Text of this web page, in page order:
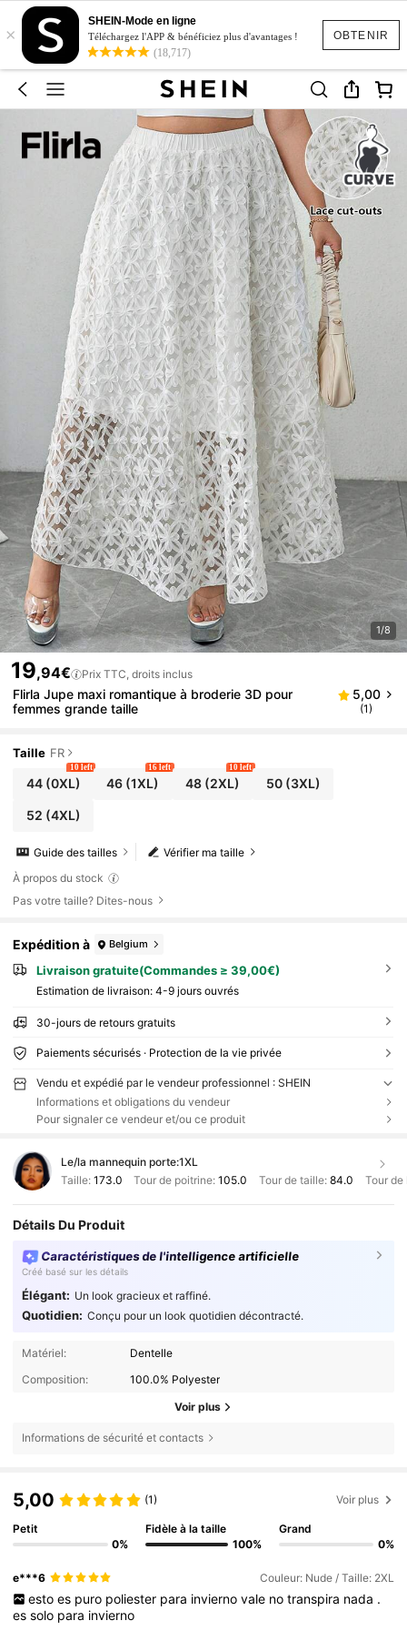
OBTENIR
×
SHEIN-Mode en ligne
Téléchargez l'APP & bénéficiez plus d'avantages !
(18,717)
1/8
19,94€ Prix TTC, droits inclus
Flirla Jupe maxi romantique à broderie 3D pour
femmes grande taille
5,00
(1)
Taille FR
44(0XL)
10 left
46 (1XL)
16 left
48(2XL)
10 left
50(3XL)
52 (4XL)
Vérifier ma taille
Guide des tailles
À propos du stock
Pas votre taille? Dites-nous
Expédition à Belgium
Livraison gratuite(Commandes ≥ 39,00€)
Estimation de livraison: 4-9 jours ouvrés
30-jours de retours gratuits
Paiements sécurisés · Protection de la vie privée
Vendu et expédié par le vendeur professionnel : SHEIN
Informations et obligations du vendeur
Pour signaler ce vendeur et/ou ce produit
Le/la mannequin porte:1XL
Taille: 173.0 Tour de poitrine:105.0 Tour de taille: 84.0 Tour
Détails Du Produit
Caractéristiques de l'intelligence artificielle
Créé basé sur les détails
Élégant: Un look gracieux et raffiné.
Quotidien: Conçu pour un look quotidien décontracté.
Matériel:
Dentelle
Composition:
100.0% Polyester
Voir plus
Informations de sécurité et contacts
5,00 (1) Voir plus
Petit
0%
Fidèle à la taille
100%
Grand
0%
e***6 Couleur: Nude / Taille: 2XL
esto es puro poliester para invierno vale no transpira nada .
essolo para invierno